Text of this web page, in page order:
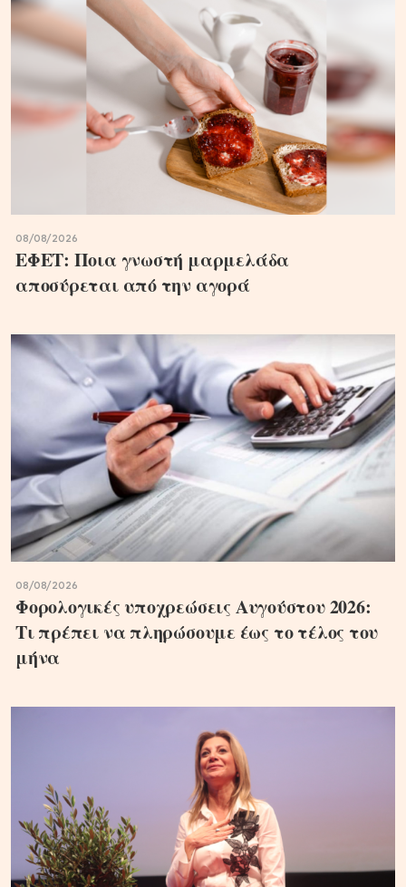
08/08/2026
ΕΦΕΤ: Ποια γνωστή μαρμελάδα
αποσύρεται από την αγορά
08/08/2026
Φορολογικές υποχρεώσεις Αυγούστου 2026:
Τι πρέπει να πληρώσουμε έως το τέλος του
μήνα